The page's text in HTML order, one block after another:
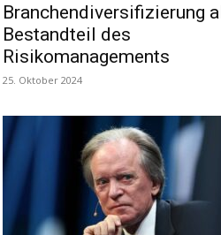
Branchendiversifizierung
Bestandteil des
Risikomanagements
25. Oktober 2024